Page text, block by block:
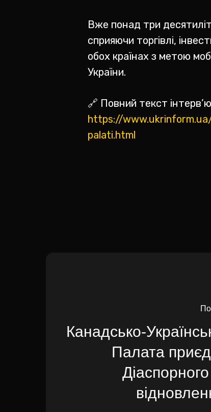
Вже понад три
сприяючи торгівлі,
обох країнах з метою
України.
🔗 Повний текст
https://
palati.html
Канадсько-
Палата